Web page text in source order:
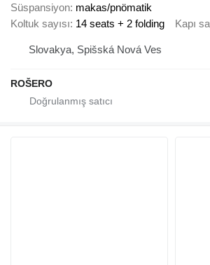
Süspansiyon makas/pnömatik
Koltuk sayısı 14 seats + 2 folding Kapı
Slovakya, Spišská Nová Ves
ROŠERO